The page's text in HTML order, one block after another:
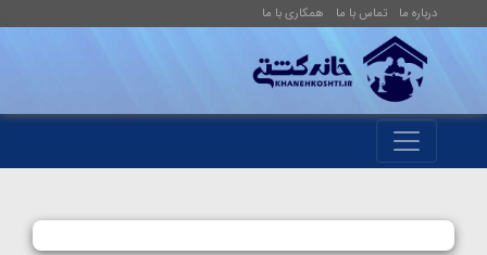
درباره ما تماس با ما همکاری با ما